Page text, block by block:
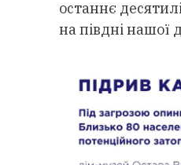
останнє
на півдні нашої